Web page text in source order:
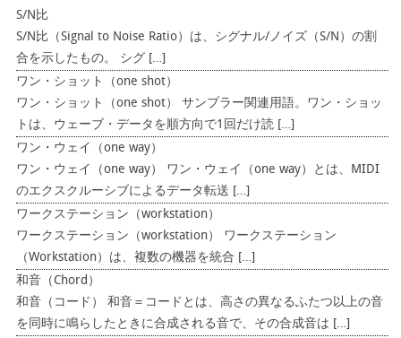
S/N比
S/N比（Signal to Noise Ratio）は、シグナル/ノイズ（S/N）の割
合を示したもの。 シグ […]
ワン・ショット（one shot）
ワン・ショット（one shot） サンプラー関連用語。ワン・ショッ
トは、ウェーブ・データを順方向で1回だけ読 […]
ワン・ウェイ（one way）
ワン・ウェイ（one way） ワン・ウェイ（one way）とは、MIDI
のエクスクルーシブによるデータ転送 […]
ワークステーション（workstation）
ワークステーション（workstation） ワークステーション
（Workstation）は、複数の機器を統合 […]
和音（Chord）
和音（コード） 和音＝コードとは、高さの異なるふたつ以上の音
を同時に鳴らしたときに合成される音で、その合成音は […]